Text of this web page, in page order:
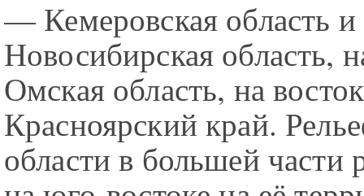
— Кемеровская область и
Новосибирская область,
Омская область, на
Красноярский край.
области в большей части